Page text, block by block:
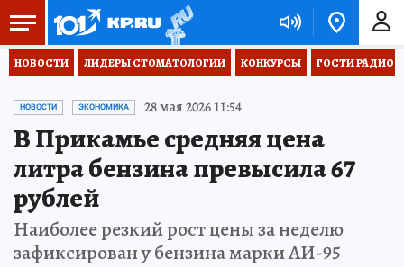
НОВОСТИ ЛИДЕРЫ СТОМАТОЛОГИИ КОНКУРСЫ ГОСТИ РАДИО
НОВОСТИ ЭКОНОМИКА 28 мая 2026 11:54
В Прикамье средняя цена
литра бензина превысила 67
рублей
Наиболее резкий рост цены за неделю
зафиксирован у бензина марки АИ-95